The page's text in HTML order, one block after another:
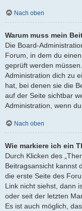
Nach oben
Warum muss mein
Die Board-
Forum, in dem du
geprüft werden
Administration dich zu
hat, bei denen sie die
auf der Seite sichtbar
Administration, wenn
Nach oben
Wie markiere ich ein
Durch Klicken des
Beitragsansicht kannst
die erste Seite des
Link nicht siehst, dann
oder seit der letzten
Es ist auch möglich,